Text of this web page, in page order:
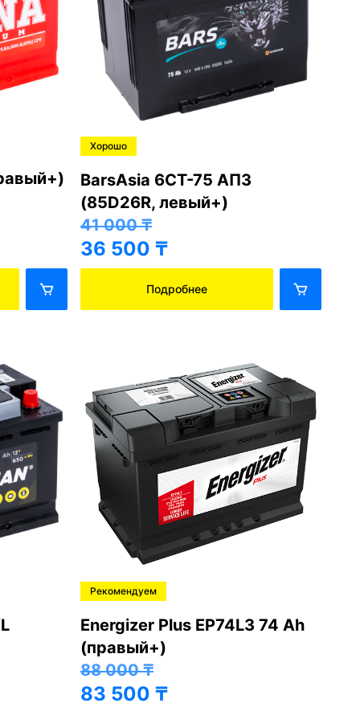
Хорошо
BarsAsia 6СТ-75 АПЗ
(85D26R, левый+)
41 000₸
36 500 ₸
Подробнее
Рекомендуем
Energizer Plus EP74L3 74 Ah
(правый+)
88 000₸
83 500 ₸